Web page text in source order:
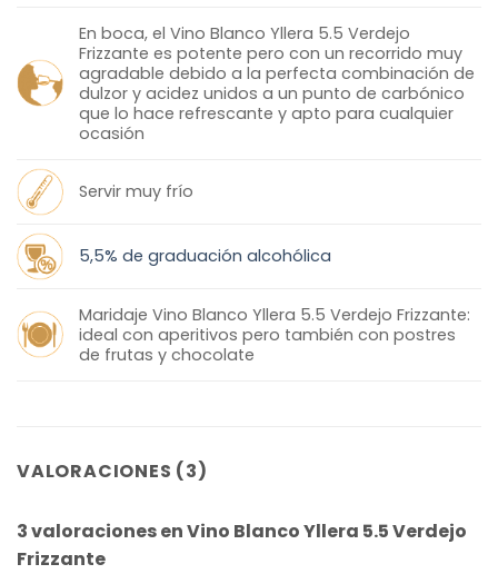
En boca, el Vino Blanco Yllera 5.5 Verdejo
Frizzante es potente pero con un recorrido muy
agradable debido a la perfecta combinación de
dulzor y acidez unidos a un punto de carbónico
que lo hace refrescante y apto para cualquier
ocasión
Servir muy frío
5,5% de graduación alcohólica
Maridaje Vino Blanco Yllera 5.5 Verdejo Frizzante:
ideal con aperitivos pero también con postres
de frutas y chocolate
VALORACIONES (3)
3 valoraciones enVino Blanco Yllera 5.5 Verdejo
Frizzante